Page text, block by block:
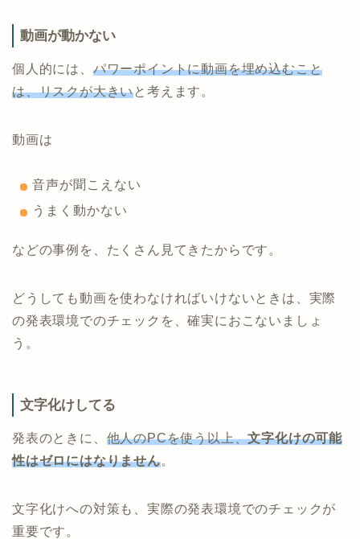
動画が動かない
個人的には、 パワーポイントに動画を埋め込むこと
は、リスクが大きいと考えます。
動画は
音声が聞こえない
うまく動かない
などの事例を、たくさん見てきたからです。
どうしても動画を使わなければいけないときは、実際
の発表環境でのチェックを、確実におこないましょ
う。
文字化けしてる
発表のときに、 他人のPCを使う以上、文字化けの可能
性はゼロにはなりません。
文字化けへの対策も、実際の発表環境でのチェックが
重要です。